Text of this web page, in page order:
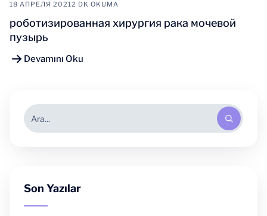
18 АПРЕЛЯ 20212 DK OKUMA
роботизированная хирургия рака мочевой
пузырь
Devamını Oku
Son Yazılar